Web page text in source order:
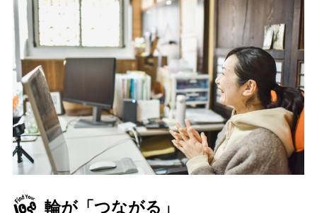
輪が「つながる」